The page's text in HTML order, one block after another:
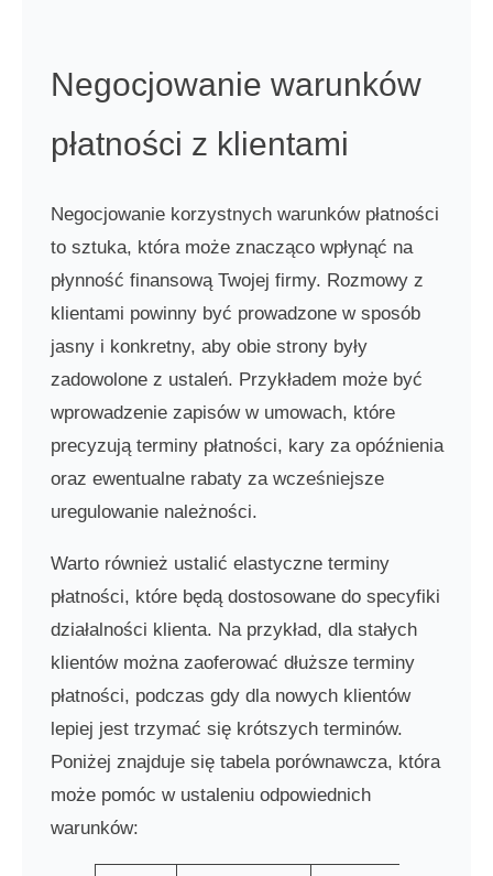
Negocjowanie warunków
płatności z klientami
Negocjowanie korzystnych warunków płatności
to sztuka, która może znacząco wpłynąć na
płynność finansową Twojej firmy. Rozmowy z
klientami powinny być prowadzone w sposób
jasny i konkretny, aby obie strony były
zadowolone z ustaleń. Przykładem może być
wprowadzenie zapisów w umowach, które
precyzują terminy płatności, kary za opóźnienia
oraz ewentualne rabaty za wcześniejsze
uregulowanie należności.
Warto również ustalić elastyczne terminy
płatności, które będą dostosowane do specyfiki
działalności klienta. Na przykład, dla stałych
klientów można zaoferować dłuższe terminy
płatności, podczas gdy dla nowych klientów
lepiej jest trzymać się krótszych terminów.
Poniżej znajduje się tabela porównawcza, która
może pomóc w ustaleniu odpowiednich
warunków: